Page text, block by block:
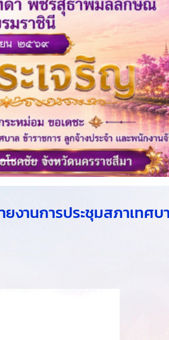
ยงานการประชุมสภาเท